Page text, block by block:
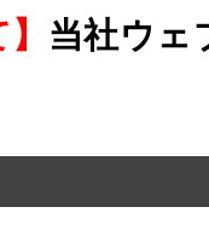
当社ウェ
ド